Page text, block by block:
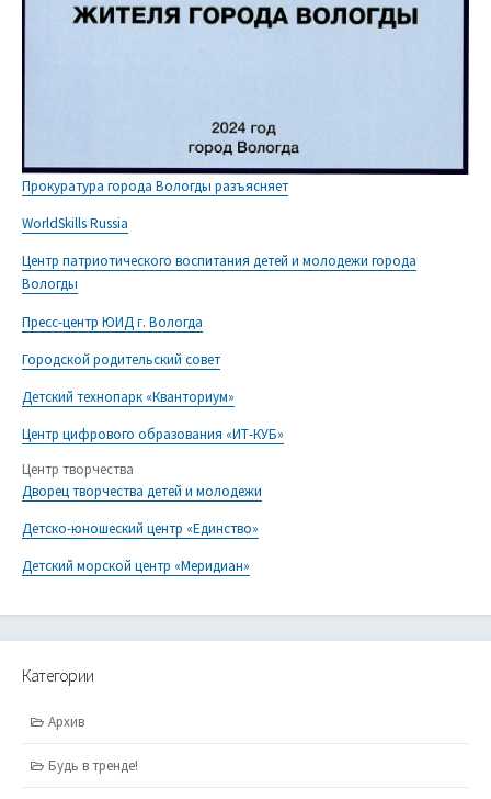
Прокуратура города Вологды разъясняет
WorldSkills Russia
Центр патриотического воспитания детей и молодежи города
Вологды
Пресс-центр ЮИД г. Вологда
Городской родительский совет
Детский технопарк «Кванториум»
Центр цифрового образования «ИТ-КУБ»
Центр творчества
Дворец творчества детей и молодежи
Детско-юношеский центр «Единство»
Детский морской центр «Меридиан»
Категории
Архив
Будь в тренде!